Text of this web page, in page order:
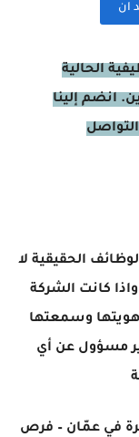
ان
الحالية
انضم إلينا
الحقيقية لا
كانت الشركة
هويتها وسمعتها
مسؤول عن أي
في عمّان – فرص